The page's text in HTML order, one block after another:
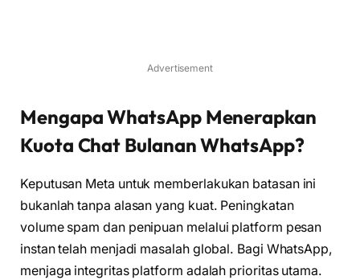
Advertisement
Mengapa WhatsApp Menerapkan
Kuota Chat Bulanan WhatsApp?
Keputusan Meta untuk memberlakukan batasan ini
bukanlah tanpa alasan yang kuat. Peningkatan
volume spam dan penipuan melalui platform pesan
instan telah menjadi masalah global. Bagi WhatsApp,
menjaga integritas platform adalah prioritas utama.